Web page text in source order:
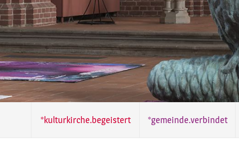
*kulturkirche.begeistert *gemeinde.verbindet